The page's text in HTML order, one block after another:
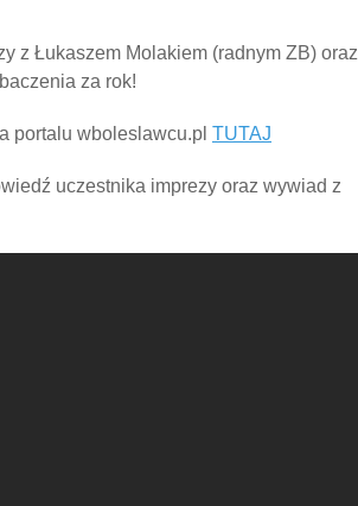
z Łukaszem Molakiem (radnym ZB) oraz
za rok!
portalu wboleslawcu.pl TUTAJ
uczestnika imprezy oraz wywiad z